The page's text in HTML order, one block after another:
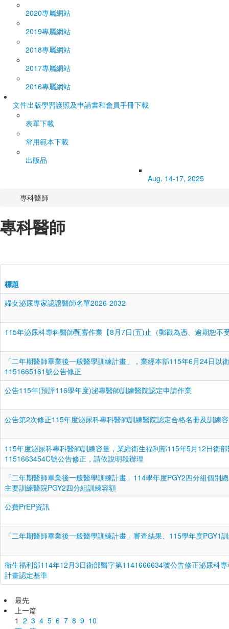
2020專屬網站
2019專屬網站
2018專屬網站
2017專屬網站
2016專屬網站
文件出版學習護照及申請書和會員手冊下載
表單下載
常用範本下載
出版品
Aug. 14-17, 2025
專科醫師
專科醫師
標題
婦女泌尿專家認證醫師名單2026-2032
115年泌尿科專科醫師甄審作業【8月7日(五)止（郵戳為憑、逾期恕不
「二年期醫師畢業後一般醫學訓練計畫」，業經本部115年6月24日以
1151665161號公告修正
公告115年(預評116學年度)泌專醫師訓練醫院認定申請作業
公告第2次修正115年度泌尿科專科醫師訓練醫院認定合格名冊及訓練
115年度泌尿科專科醫師訓練容量，業經衛生福利部115年5月12日衛
1151663454C號公告修正，請依說明段辦理
「二年期醫師畢業後一般醫學訓練計畫」114學年度PGY2四分組個別
主要訓練醫院PGY2四分組訓練容額
公費PrEP資訊
「二年期醫師畢業後一般醫學訓練計畫」審查結果、115學年度PGY1
衛生福利部114年12月3日衛部醫字第1141666634號公告修正泌尿科
計畫認定基準
最先
上一篇
1 2 3 4 5 6 7 8 9 10